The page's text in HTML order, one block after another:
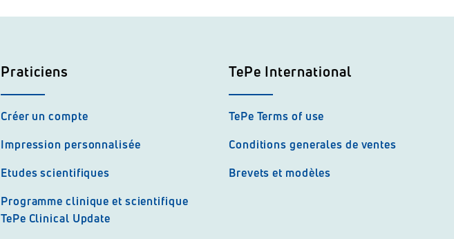
Praticiens
Créer un compte
Impression personnalisée
Etudes scientifiques
Programme clinique et scientifique
TePe Clinical Update
TePe International
TePe Terms of use
Conditions generales de ventes
Brevets et modèles